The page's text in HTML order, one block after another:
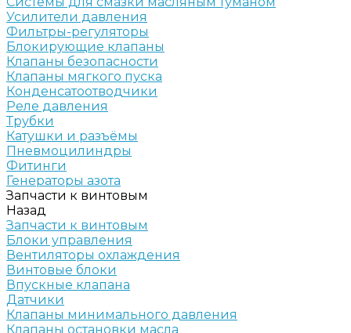
Усилители давления
Фильтры-регуляторы
Блокирующие клапаны
Клапаны безопасности
Клапаны мягкого пуска
Конденсатоотводчики
Реле давления
Трубки
Катушки и разъёмы
Пневмоцилиндры
Фитинги
Генераторы азота
Запчасти к винтовым
Назад
Запчасти к винтовым
Блоки управления
Вентиляторы охлаждения
Винтовые блоки
Впускные клапана
Датчики
Клапаны минимального давления
Клапаны остановки масла